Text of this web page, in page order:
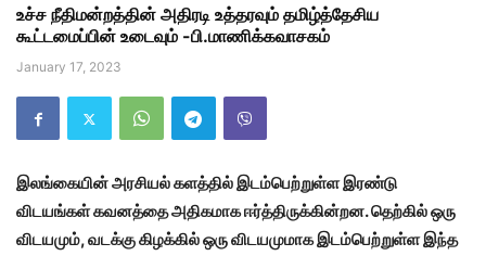
உச்ச நீதிமன்றத்தின் அதிரடி உத்தரவும் தமிழ்த்தேசிய
கூட்டமைப்பின் உடைவும் -பி.மாணிக்கவாசகம்
January 17, 2023
இலங்கையின் அரசியல் களத்தில் இடம்பெற்றுள்ள இரண்டு
விடயங்கள் கவனத்தை அதிகமாக ஈர்த்திருக்கின்றன. தெற்கில் ஒரு
விடயமும், வடக்கு கிழக்கில் ஒரு விடயமுமாக இடம்பெற்றுள்ள இந்த